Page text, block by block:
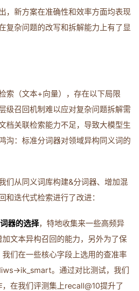
，新方案在准确性和效率方面均表现
复杂问题的改写和拆解能力上有了显
索（文本+向量），存在以下局限
级召回机制难以应对复杂问题拆解需
档关联检索能力不足，导致大模型生
沟：标准分词器对领域异构同义词的
们从同义词库构建&分词器、增加混
和迭代式检索进行了改进：
器的选择，特地收集来一些高频异
文本异构召回的能力，另外为了保
们在一些核心字段上选用的查准率
>ik_smart。通过对比测试，我们
在我们评测集上recall@10提升了